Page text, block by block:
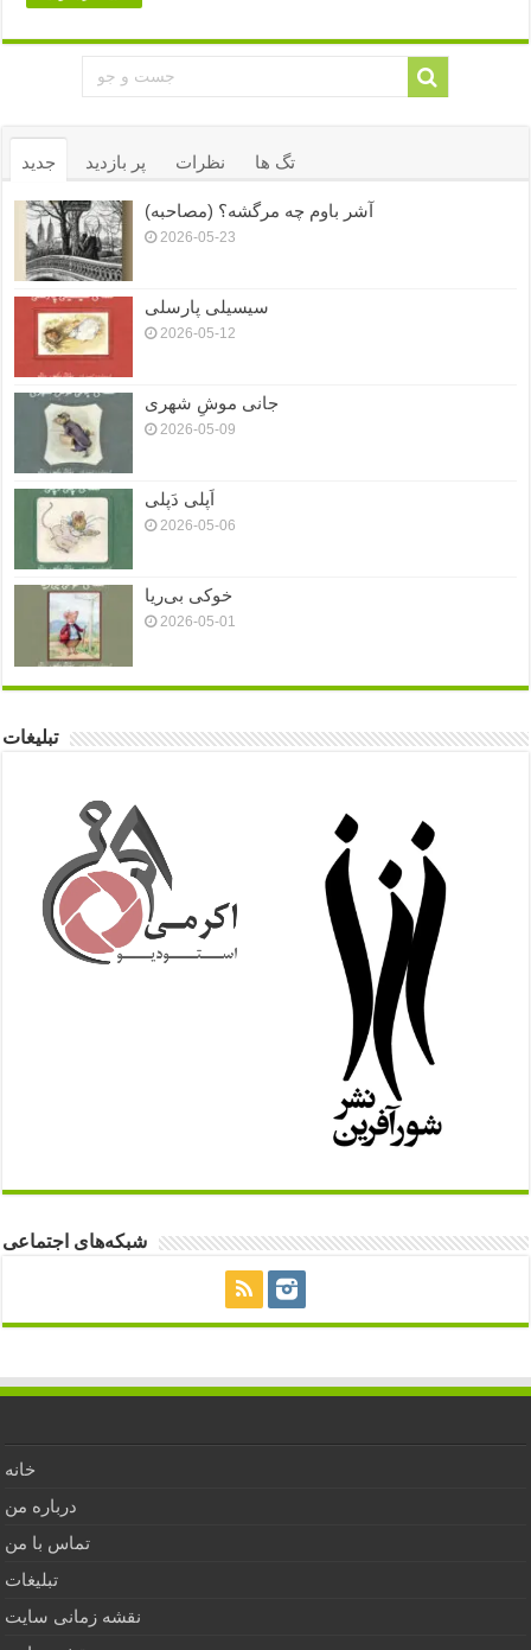
جدید پر بازدید نظرات تگ ها
آشر باوم چه مرگشه؟ (مصاحبه)
2026-05-23
سیسیلی پارسلی
2026-05-12
جانی موشِ شهری
2026-05-09
اَپلی دَپلی
2026-05-06
خوکی بی‌ریا
2026-05-01
تبلیغات
شبکه‌های اجتماعی
خانه
درباره من
تماس با من
تبلیغات
نقشه زمانی سایت